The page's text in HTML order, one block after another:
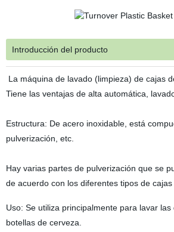
Introducción del producto
La máquina de lavado (limpieza) de cajas
Tiene las ventajas de alta automática,
Estructura: De acero inoxidable, está
pulverización, etc.
Hay varias partes de pulverización que se
de acuerdo con los diferentes tipos de cajas
Uso: Se utiliza principalmente para lavar
botellas de cerveza.